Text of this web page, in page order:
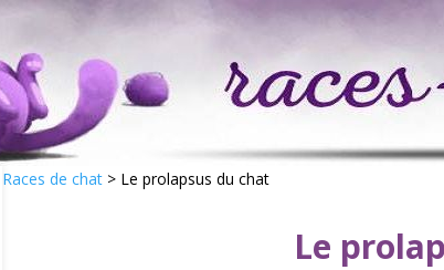
Races de chat > Le prolapsus du chat
Le